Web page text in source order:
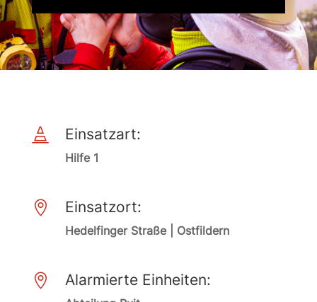
 Einsatzart:
Hilfe 1
 Einsatzort:
Hedelfinger Straße | Ostfildern
 Alarmierte Einheiten: